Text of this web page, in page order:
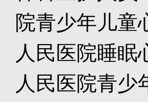
院青少年儿童
人民医院睡眠
人民医院青少